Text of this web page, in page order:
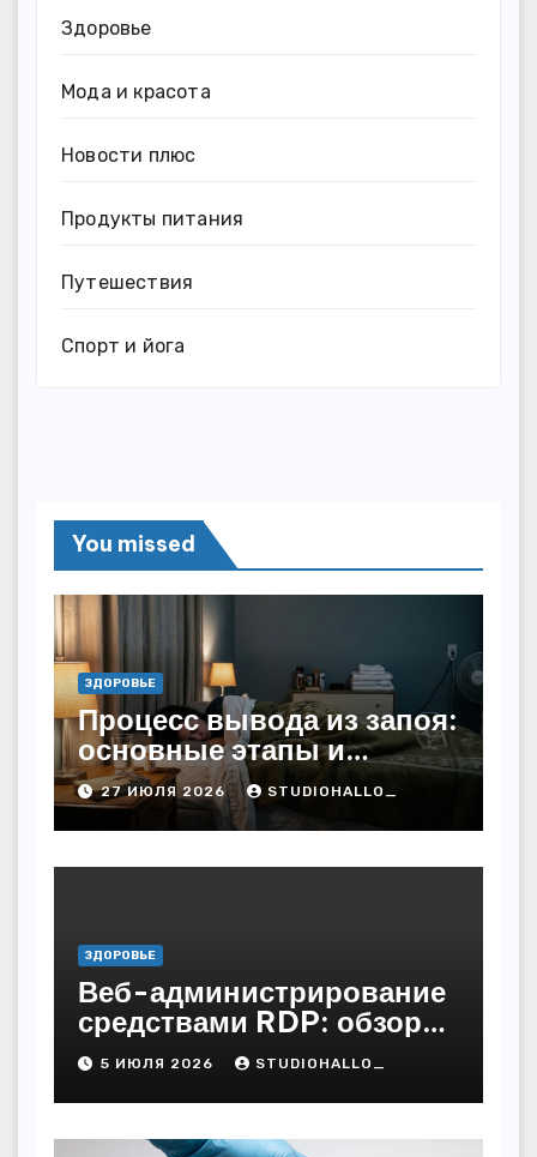
Здоровье
Мода и красота
Новости плюс
Продукты питания
Путешествия
Спорт и йога
You missed
ЗДОРОВЬЕ
Процесс вывода из запоя:
основные этапы и
методы
27 ИЮЛЯ 2026 STUDIOHALLO_
ЗДОРОВЬЕ
Веб-администрирование
средствами RDP: обзор
технических решений
5 ИЮЛЯ 2026 STUDIOHALLO_